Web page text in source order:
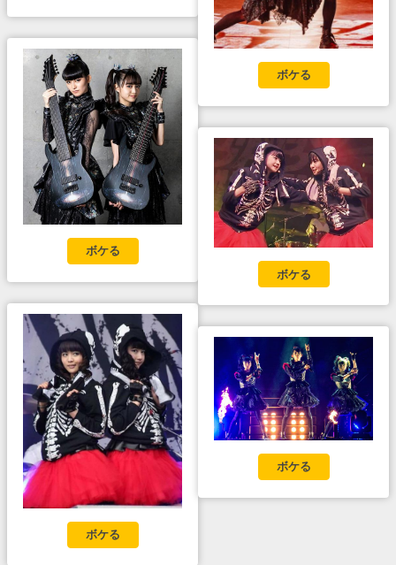
ボケる
ボケる
ボケる
ボケる
ボケる